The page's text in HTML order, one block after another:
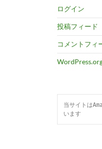
ログイン
投稿フィード
コメントフィ
当サイトは
います